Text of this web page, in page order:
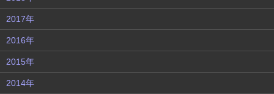
2017年
2016年
2015年
2014年